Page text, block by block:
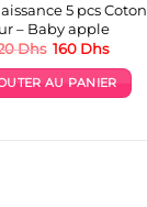
5 pcs Coton
– Baby apple
Dhs Le
initial
était :
160 DhsLe
actuel
est :
AU PANIER